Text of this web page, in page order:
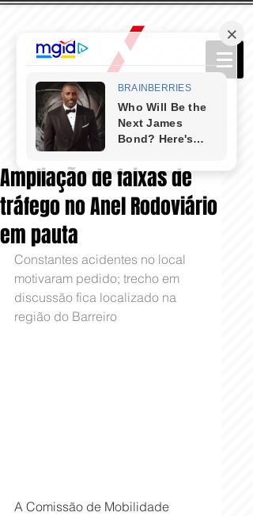
Ampliação de faixas de
tráfego no Anel Rodoviário
em pauta
Constantes acidentes no local
motivaram pedido; trecho em
discussão fica localizado na
região do Barreiro
A Comissão de Mobilidade